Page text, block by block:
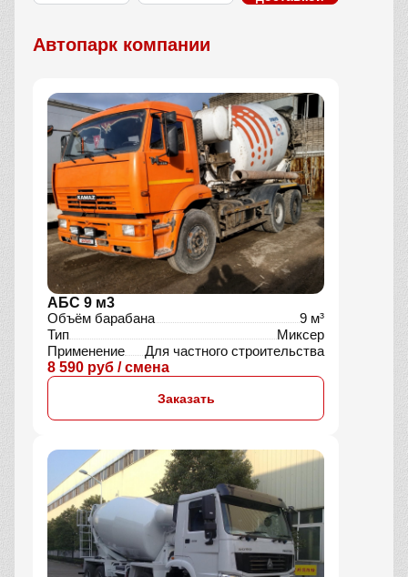
Автопарк компании
АБС 9 м3
Объём барабана
9 м³
Тип
Миксер
Применение
Для частного строительства
8 590 руб / смена
Заказать